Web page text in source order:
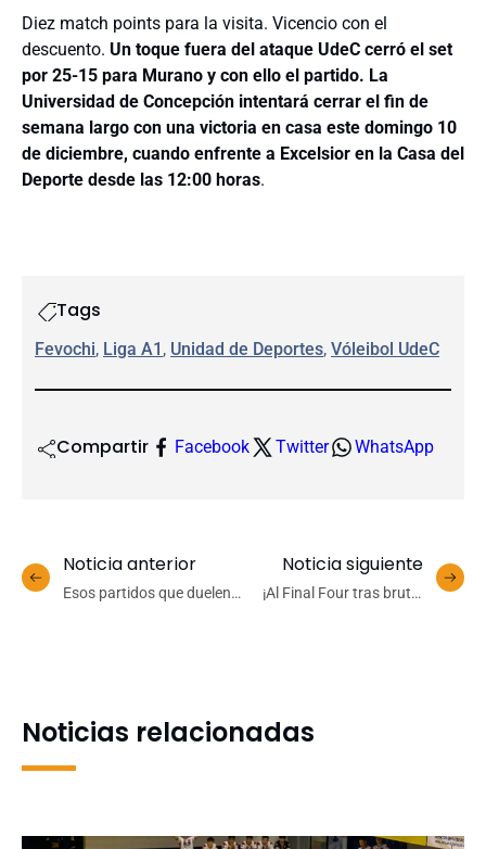
Diez match points para la visita. Vicencio con el
descuento. Un toque fuera del ataque UdeC cerró el set
por 25-15 para Murano y con ello el partido. La
Universidad de Concepción intentará cerrar el fin de
semana largo con una victoria en casa este domingo 10
de diciembre, cuando enfrente a Excelsior en la Casa del
Deporte desde las 12:00 horas.
Tags
Fevochi, Liga A1 , Unidad de Deportes, Vóleibol UdeC
Compartir Facebook Twitter WhatsApp
Noticia anterior
Esos partidos que duelen:
Noticia siguiente
¡Al Final Four tras brutal
Noticias relacionadas